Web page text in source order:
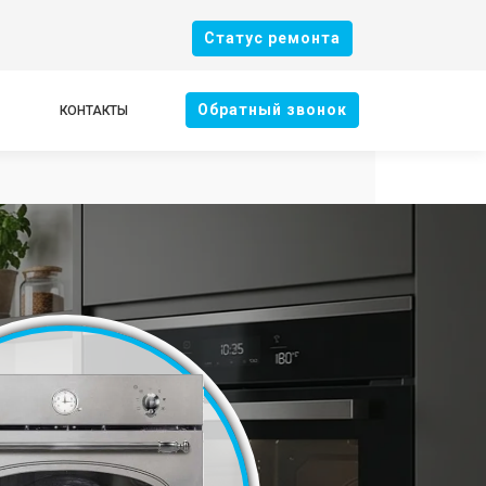
Cтатус ремонта
КОНТАКТЫ Oбратный звонок